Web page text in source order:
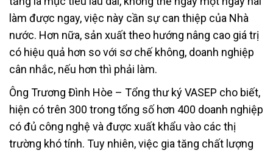
làm được ngay, việc này cần sự can thiệp của Nhà
nước. Hơn nữa, sản xuất theo hướng nâng cao giá trị
có hiệu quả hơn so với sơ chế không, doanh nghiệp
cân nhắc, nếu hơn thì phải làm.
Ông Trương Đình Hòe – Tổng thư ký VASEP cho biết,
hiện có trên 300 trong tổng số hơn 400 doanh nghiệp
có đủ công nghệ và được xuất khẩu vào các thị
trường khó tính. Tuy nhiên, việc gia tăng chất lượng